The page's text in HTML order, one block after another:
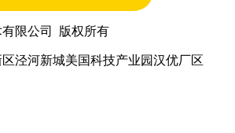
限公司 版权所有
泾河新城美国科技产业园汉优厂区